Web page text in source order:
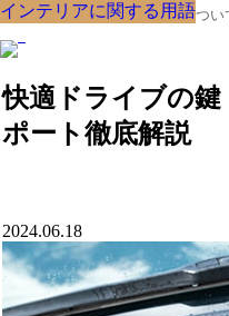
クルマの大辞典、購入･売却につい
快適ドライブの
ポート徹底解説
インテリアに関する用語
2024.06.18
インテリアに関する用語
インテリアに関する用語
インテリアに関する用語
インテリアに関する用語
インテリアに関する用語
インテリアに関する用語
インテリアに関する用語
インテリアに関する用語